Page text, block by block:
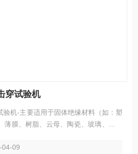
穿试验机
验机-主要适用于固体绝缘材料（如：塑
薄膜、树脂、云母、陶瓷、玻璃、绝缘
04-09